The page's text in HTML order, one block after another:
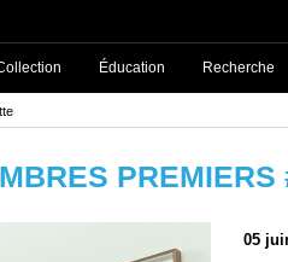
PREMIERS
05
Éducation Recherche